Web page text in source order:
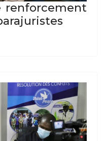
renforcement